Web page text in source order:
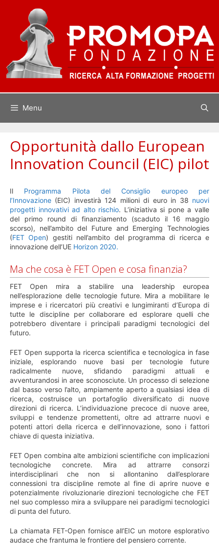
contenuto
Menu
Opportunità dallo European
Innovation Council (EIC) pilot
Il Programma Pilota del Consiglio europeo per
l’Innovazione (EIC) investirà 124 milioni di euro in 38 nuovi
progetti innovativi ad alto rischio. L’iniziativa si pone a valle
del primo round di finanziamento (scaduto il 16 maggio
scorso), nell’ambito del Future and Emerging Technologies
(FET Open) gestiti nell’ambito del programma di ricerca e
innovazione dell’UE Horizon 2020.
Ma che cosa è FET Open e cosa finanzia?
FET Open mira a stabilire una leadership europea
nell’esplorazione delle tecnologie future. Mira a mobilitare le
imprese e i ricercatori più creativi e lungimiranti d’Europa di
tutte le discipline per collaborare ed esplorare quelli che
potrebbero diventare i principali paradigmi tecnologici del
futuro.
FET Open supporta la ricerca scientifica e tecnologica in fase
iniziale, esplorando nuove basi per tecnologie future
radicalmente nuove, sfidando paradigmi attuali e
avventurandosi in aree sconosciute. Un processo di selezione
dal basso verso l’alto, ampiamente aperto a qualsiasi idea di
ricerca, costruisce un portafoglio diversificato di nuove
direzioni di ricerca. L’individuazione precoce di nuove aree,
sviluppi e tendenze promettenti, oltre ad attrarre nuovi e
potenti attori della ricerca e dell’innovazione, sono i fattori
chiave di questa iniziativa.
FET Open combina alte ambizioni scientifiche con implicazioni
tecnologiche concrete. Mira ad attrarre consorzi
interdisciplinari che non si allontanino dall’esplorare
connessioni tra discipline remote al fine di aprire nuove e
potenzialmente rivoluzionarie direzioni tecnologiche che FET
nel suo complesso mira a sviluppare nei paradigmi tecnologici
di punta del futuro.
La chiamata FET-Open fornisce all’EIC un motore esplorativo
audace che frantuma le frontiere del pensiero corrente.